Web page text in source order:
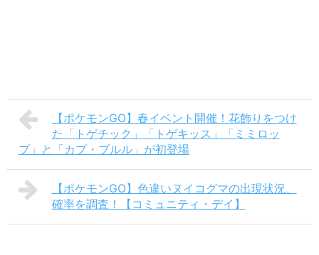
【ポケモンGO】春イベント開催！花飾りをつけ
た「トゲチック」「トゲキッス」「ミミロッ
プ」と「カプ・ブルル」が初登場
【ポケモンGO】色違いヌイコグマの出現状況、
確率を調査！【コミュニティ・デイ】